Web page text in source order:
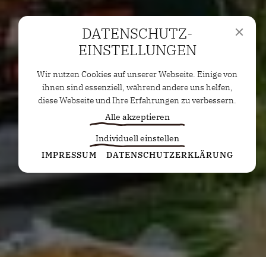
DATENSCHUTZ­
EINSTELLUNGEN
Wir nutzen Cookies auf unserer Webseite. Einige von
ihnen sind essenziell, während andere uns helfen,
diese Webseite und Ihre Erfahrungen zu verbessern.
Alle akzeptieren
Individuell einstellen
Statistiken
Diese Cookies erfassen anonyme Statistiken. Diese
Informationen helfen uns zu verstehen, wie wir
unsere Website noch weiter optimieren können.
Google Analytics
Marketing
IMPRESSUM DATENSCHUTZERKLÄRUNG